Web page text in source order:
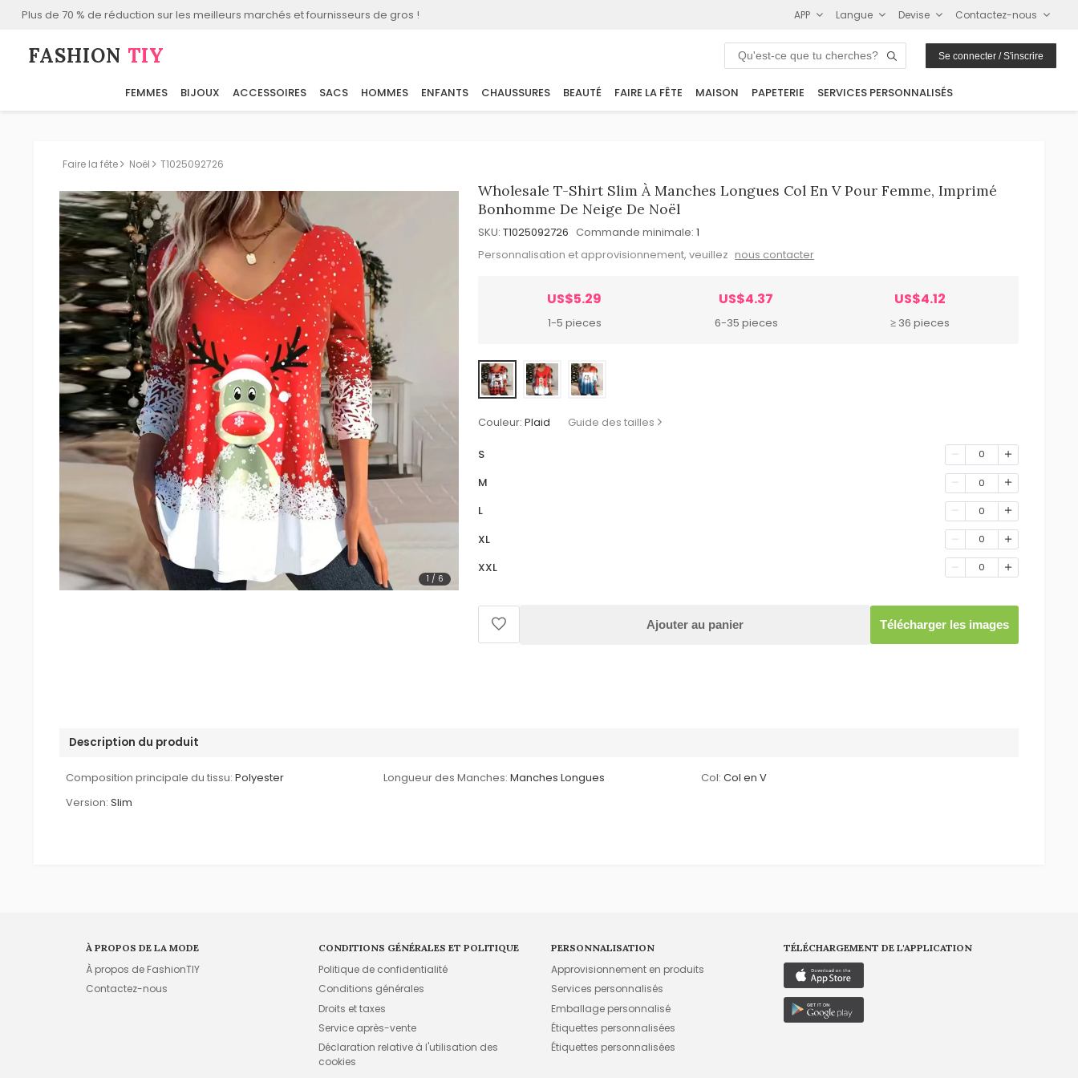
Plus de 70 % de réduction sur les meilleurs marchés et fournisseurs de gros ! APP Langue Devise Contactez-nous
FASHION⁠ TIY Se connecter / S'inscrire
FEMMES BIJOUX ACCESSOIRES SACS HOMMES ENFANTS CHAUSSURES BEAUTÉ FAIRE LA FÊTE MAISON PAPETERIE SERVICES PERSONNALISÉS
Faire la fête Noël T1025092726
1 / 6
Wholesale T-Shirt Slim À Manches Longues Col En V Pour Femme, Imprimé
Bonhomme De Neige De Noël
SKU: T1025092726 Commande minimale: 1
Personnalisation et approvisionnement, veuillez nous contacter
US$5.29
1-5 pieces
US$4.37
6-35 pieces
US$4.12
≥ 36 pieces
Couleur: Plaid Guide des tailles
S 0
M 0
L 0
XL 0
XXL 0
Ajouter au panier Télécharger les images
Description du produit
Composition principale du tissu: Polyester Longueur des Manches: Manches Longues Col: Col en V
Version: Slim
À PROPOS DE LA MODE
À propos de FashionTIY
Contactez-nous
CONDITIONS GÉNÉRALES ET POLITIQUE
Politique de confidentialité
Conditions générales
Droits et taxes
Service après-vente
Déclaration relative à l'utilisation des
cookies
PERSONNALISATION
Approvisionnement en produits
Services personnalisés
Emballage personnalisé
Étiquettes personnalisées
Étiquettes personnalisées
TÉLÉCHARGEMENT DE L'APPLICATION